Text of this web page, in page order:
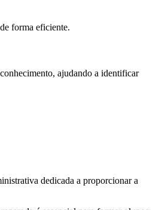
forma eficiente.
ajudando a identificar
dedicada a proporcionar a